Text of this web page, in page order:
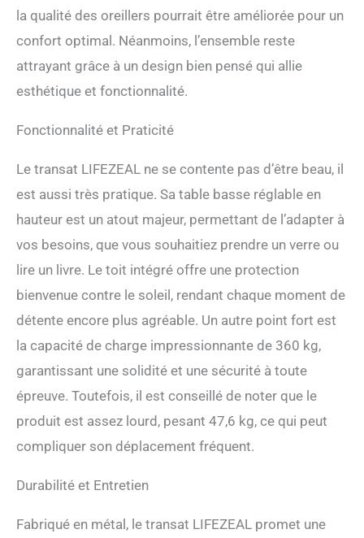
coussin confortable et de 3
oreillers moelleux. Le
haute densité. Vous pouvez
vous détendre dans le lit et
🌷【ASSEMBLAGE
marquée d'un numéro et,
selon les instructions
détaillées, vous pouvez
rapidement compléter
l'installation du lit
nettoyer la chaise longue de
jardin. ATTENTION : Nos
expédiés en 4 colis, le délai
de livraison peut varier,
la qualité des oreillers pourrait être améliorée pour un
confort optimal. Néanmoins, l’ensemble reste
attrayant grâce à un design bien pensé qui allie
esthétique et fonctionnalité.
Fonctionnalité et Praticité
Le transat LIFEZEAL ne se contente pas d’être beau, il
est aussi très pratique. Sa table basse réglable en
hauteur est un atout majeur, permettant de l’adapter à
vos besoins, que vous souhaitiez prendre un verre ou
lire un livre. Le toit intégré offre une protection
bienvenue contre le soleil, rendant chaque moment de
détente encore plus agréable. Un autre point fort est
la capacité de charge impressionnante de 360 kg,
garantissant une solidité et une sécurité à toute
épreuve. Toutefois, il est conseillé de noter que le
produit est assez lourd, pesant 47,6 kg, ce qui peut
compliquer son déplacement fréquent.
Durabilité et Entretien
Fabriqué en métal, le transat LIFEZEAL promet une